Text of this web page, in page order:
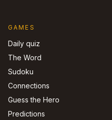
GAMES
Daily quiz
The Word
Sudoku
Connections
Guess the Hero
Predictions